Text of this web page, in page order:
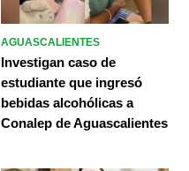
AGUASCALIENTES
Investigan caso de
estudiante que ingresó
bebidas alcohólicas a
Conalep de Aguascalientes